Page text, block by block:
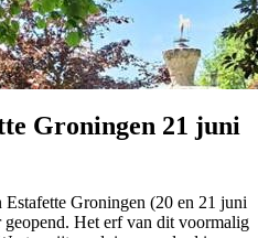
Groningen 21 juni
Groningen (20 en 21 juni
Het erf van dit voormalig